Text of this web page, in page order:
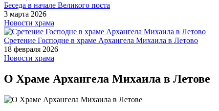
Беседа в начале Великого поста
3 марта 2026
Новости храма
Сретение Господне в храме Архангела Михаила в Летово
18 февраля 2026
Новости храма
О Храме Архангела Михаила в Летове